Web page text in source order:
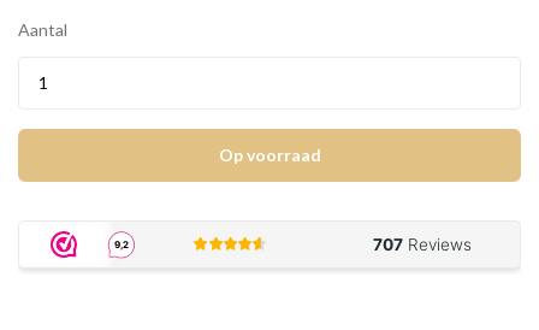
Aantal
Op voorraad